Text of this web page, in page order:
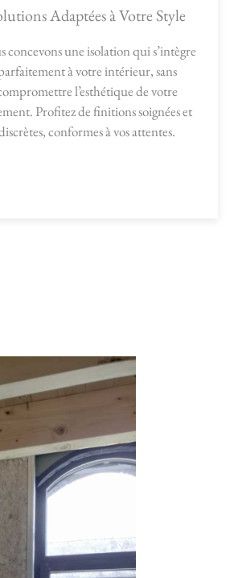
Adaptées à Votre Style
concevons une isolation qui s’intègre
à votre intérieur, sans
l’esthétique de votre
Profitez de finitions soignées et
conformes à vos attentes.